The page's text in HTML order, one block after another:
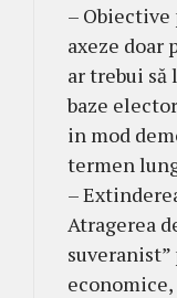
– Obiective
axeze doar
ar trebui să
baze
in mod
termen
–
Atragerea